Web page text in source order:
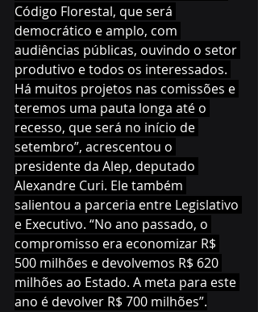
Código Florestal, que será
democrático e amplo, com
audiências públicas, ouvindo o setor
produtivo e todos os interessados.
Há muitos projetos nas comissões e
teremos uma pauta longa até o
recesso, que será no início de
setembro”, acrescentou o
presidente da Alep, deputado
Alexandre Curi. Ele também
salientou a parceria entre Legislativo
e Executivo. “No ano passado, o
compromisso era economizar R$
500 milhões e devolvemos R$ 620
milhões ao Estado. A meta para este
ano é devolver R$ 700 milhões”.